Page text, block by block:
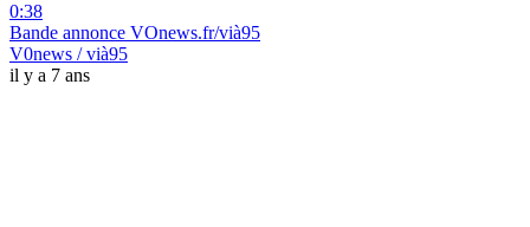
0:38
Bande annonce VOnews.fr/vià95
V0news / vià95
il y a 7 ans